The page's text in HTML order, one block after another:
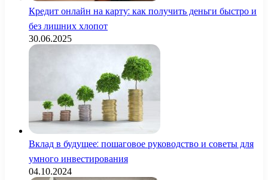
Кредит онлайн на карту: как получить деньги быстро и
без лишних хлопот
30.06.2025
Вклад в будущее: пошаговое руководство и советы для
умного инвестирования
04.10.2024